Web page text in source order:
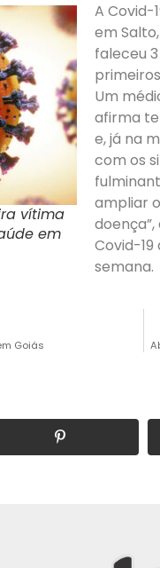
vítima
em
A Covid-
em
faleceu
Um
afirma
e, já na
com os
ampliar
Covid-
semana.
Goiás